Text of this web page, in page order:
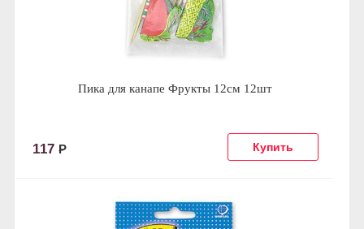
Пика для канапе Фрукты 12см 12шт
117 Р